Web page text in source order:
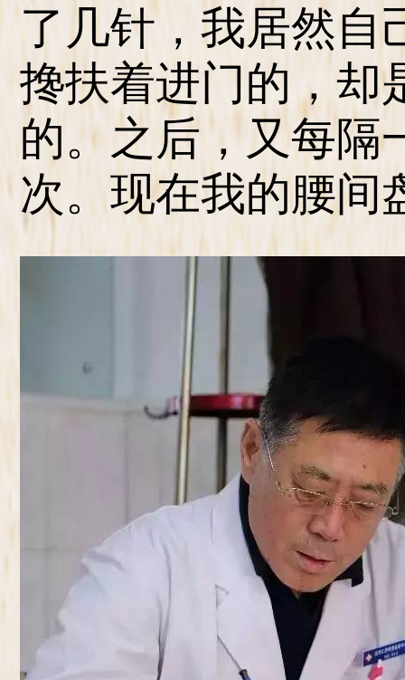
了几针，我居然自
搀扶着进门的，却
的。之后，又每隔
次。现在我的腰间